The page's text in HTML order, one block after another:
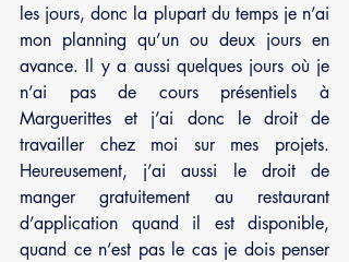
les jours, donc la plupart du temps je n’ai
mon planning qu’un ou deux jours en
avance. Il y a aussi quelques jours où je
n’ai pas de cours présentiels à
Marguerittes et j’ai donc le droit de
travailler chez moi sur mes projets.
Heureusement, j’ai aussi le droit de
manger gratuitement au restaurant
d’application quand il est disponible,
quand ce n’est pas le cas je dois penser